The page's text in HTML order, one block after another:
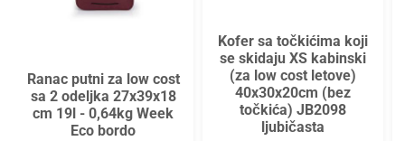
Ranac putni za low cost
sa 2 odeljka 27x39x18
cm 19l - 0,64kg Week
Eco bordo
Kofer sa točkićima koji
se skidaju XS kabinski
(za low cost letove)
40x30x20cm (bez
točkića) JB2098
ljubičasta